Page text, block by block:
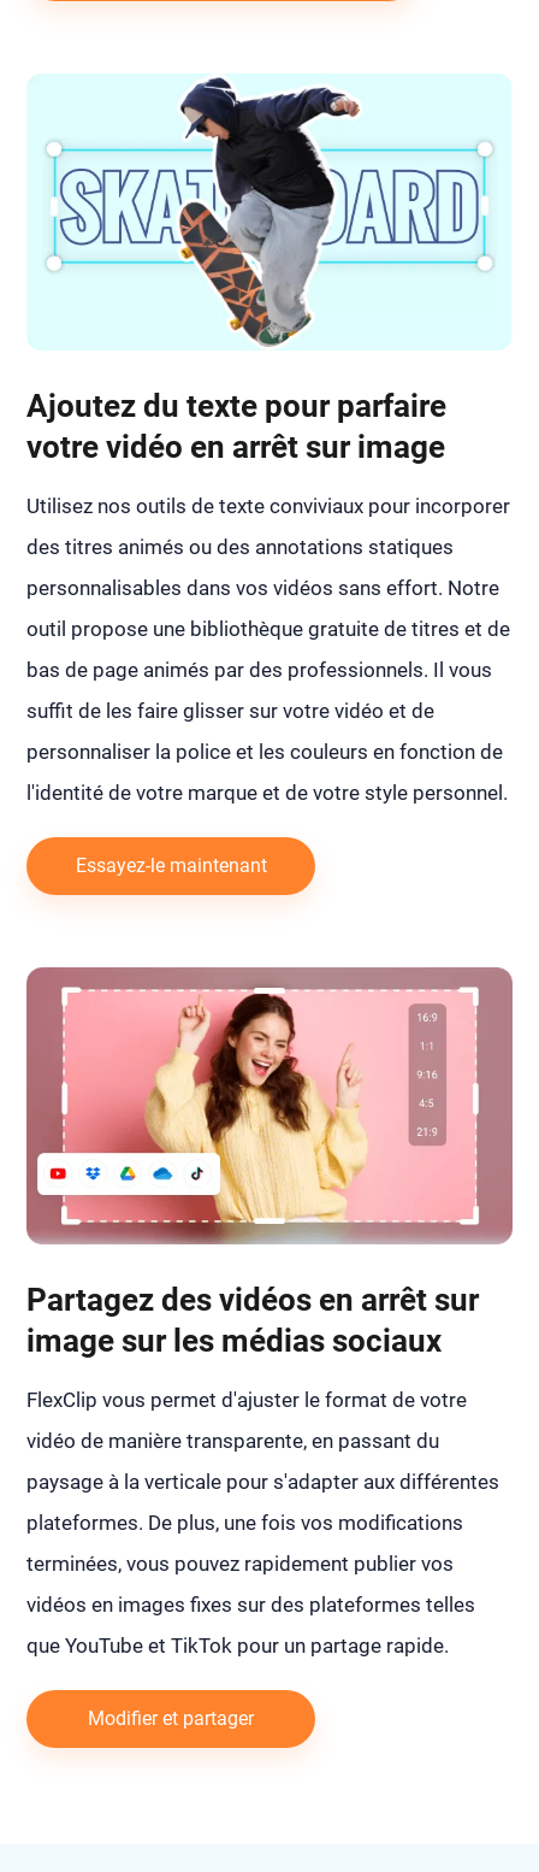
Ajoutez du texte pour parfaire
votre vidéo en arrêt sur image
Utilisez nos outils de texte conviviaux pour incorporer
des titres animés ou des annotations statiques
personnalisables dans vos vidéos sans effort. Notre
outil propose une bibliothèque gratuite de titres et de
bas de page animés par des professionnels. Il vous
suffit de les faire glisser sur votre vidéo et de
personnaliser la police et les couleurs en fonction de
l'identité de votre marque et de votre style personnel.
Essayez-le maintenant
Partagez des vidéos en arrêt sur
image sur les médias sociaux
FlexClip vous permet d'ajuster le format de votre
vidéo de manière transparente, en passant du
paysage à la verticale pour s'adapter aux différentes
plateformes. De plus, une fois vos modifications
terminées, vous pouvez rapidement publier vos
vidéos en images fixes sur des plateformes telles
que YouTube et TikTok pour un partage rapide.
Modifier et partager